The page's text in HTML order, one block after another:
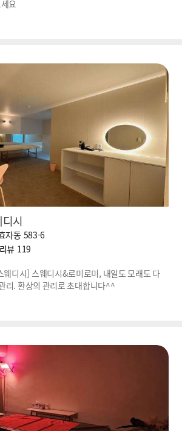
요
시
자동 583-6
리뷰 119
웨디시] 스웨디시&로미로미, 내일도 모래도 다
리. 환상의 관리로 초대합니다^^